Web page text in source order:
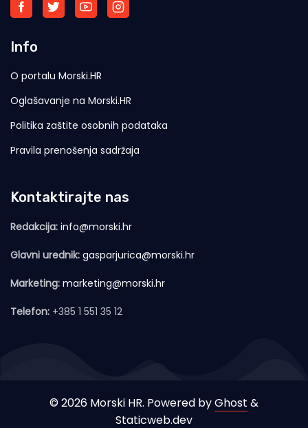
Info
O portalu Morski.HR
Oglašavanje na Morski.HR
Politika zaštite osobnih podataka
Pravila prenošenja sadržaja
Kontaktirajte nas
Redakcija: info@morski.hr
Glavni urednik: gasparjurica@morski.hr
Marketing: marketing@morski.hr
Telefon: +385 1 551 35 12
© 2026 Morski HR. Powered byGhost &
Staticweb.dev